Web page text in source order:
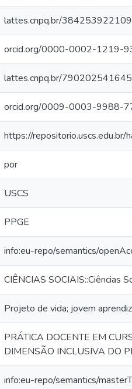
lattes.cnpq.br/
orcid.org/0000-0002-1219-
lattes.cnpq.br/
orcid.org/0009-0003-9988-
https://
por
USCS
PPGE
info:eu-repo/semantics/
CIÊNCIAS SOCIAIS::Ciências
Projeto de vida; jovem
PRÁTICA DOCENTE EM
DIMENSÃO INCLUSIVA DO
info:eu-repo/semantics/